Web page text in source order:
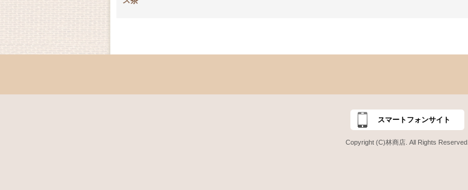
スマートフォンサイト
Copyright (C)林商店. All Rights Reserved.